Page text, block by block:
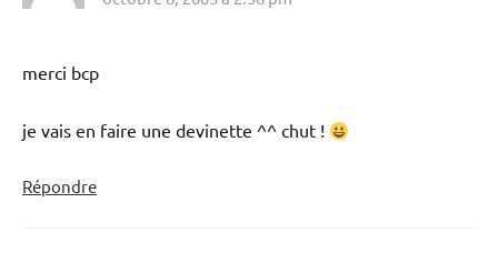
merci bcp
je vais en faire une devinette ^^ chut !
Répondre